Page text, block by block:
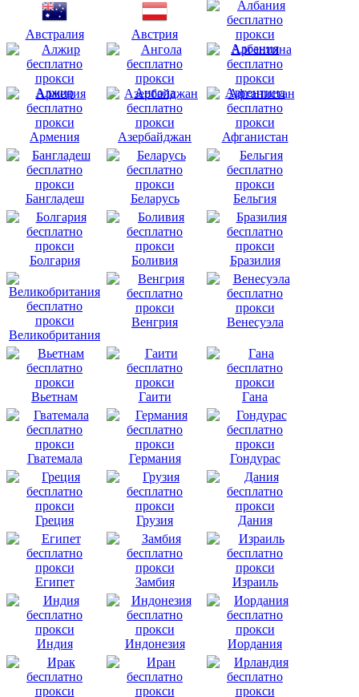
Австралия
Австрия
Албания
Алжир Ангола Аргентина
Армения Азербайджан Афганистан
Бангладеш Беларусь Бельгия
Болгария Боливия Бразилия
Великобритания
Венгрия Венесуэла
Вьетнам Гаити Гана
Гватемала Германия Гондурас
Греция Грузия Дания
Египет Замбия Израиль
Индия Индонезия Иордания